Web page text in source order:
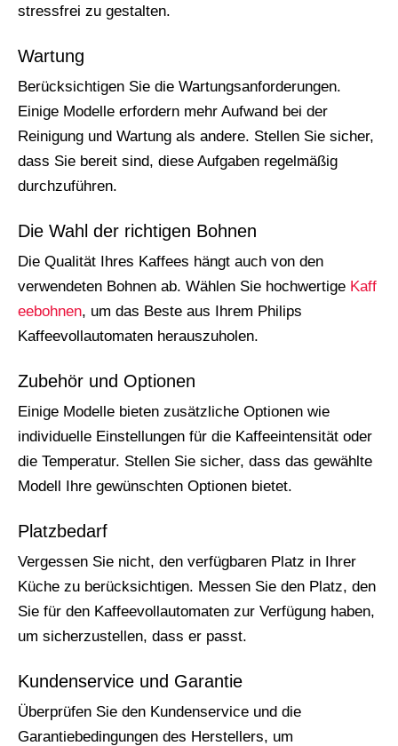
stressfrei zu gestalten.
Wartung
Berücksichtigen Sie die Wartungsanforderungen.
Einige Modelle erfordern mehr Aufwand bei der
Reinigung und Wartung als andere. Stellen Sie sicher,
dass Sie bereit sind, diese Aufgaben regelmäßig
durchzuführen.
Die Wahl der richtigen Bohnen
Die Qualität Ihres Kaffees hängt auch von den
verwendeten Bohnen ab. Wählen Sie hochwertige Kaff
eebohnen, um das Beste aus Ihrem Philips
Kaffeevollautomaten herauszuholen.
Zubehör und Optionen
Einige Modelle bieten zusätzliche Optionen wie
individuelle Einstellungen für die Kaffeeintensität oder
die Temperatur. Stellen Sie sicher, dass das gewählte
Modell Ihre gewünschten Optionen bietet.
Platzbedarf
Vergessen Sie nicht, den verfügbaren Platz in Ihrer
Küche zu berücksichtigen. Messen Sie den Platz, den
Sie für den Kaffeevollautomaten zur Verfügung haben,
um sicherzustellen, dass er passt.
Kundenservice und Garantie
Überprüfen Sie den Kundenservice und die
Garantiebedingungen des Herstellers, um